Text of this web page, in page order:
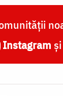
Instagram și